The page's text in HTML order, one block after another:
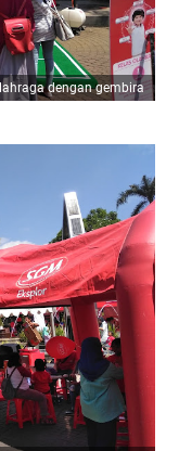
dengan gembira